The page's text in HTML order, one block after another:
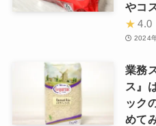
やコ
★ 4.0
2024
業務
ス』
ック
めて